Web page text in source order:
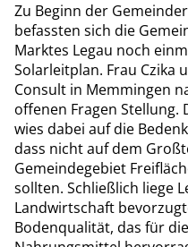
Zu Beginn der
befassten sich die
Marktes Legau noch
Solarleitplan. Frau Czika
Consult in Memmingen
offenen Fragen Stellung.
wies dabei auf die
dass nicht auf dem
Gemeindegebiet
sollten. Schließlich liege
Landwirtschaft
Bodenqualität, das für